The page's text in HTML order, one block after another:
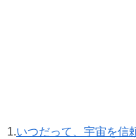
1.いつだって、宇宙を信